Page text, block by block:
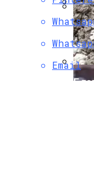
Email